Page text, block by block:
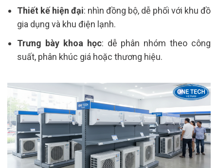
Thiết kế hiện đại: nhìn đồng bộ, dễ phối với khu đồ
gia dụng và khu điện lạnh.
Trưng bày khoa học: dễ phân nhóm theo công
suất, phân khúc giá hoặc thương hiệu.